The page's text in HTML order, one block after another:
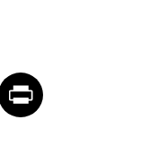
Email
Share article on Print